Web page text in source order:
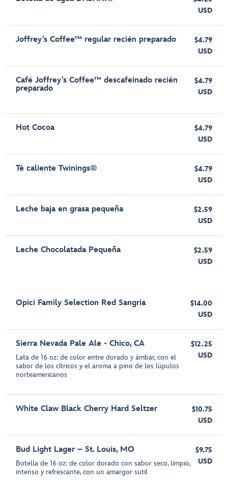
USD
Joffrey’s Coffee™ regular recién preparado
$4.79
USD
Café Joffrey’s Coffee™ descafeinado recién
preparado
$4.79
USD
Hot Cocoa
$4.79
USD
Té caliente Twinings®
$4.79
USD
Leche baja en grasa pequeña
$2.59
USD
Leche Chocolatada Pequeña
$2.59
USD
Opici Family Selection Red Sangria
$14.00
USD
Sierra Nevada Pale Ale - Chico, CA
Lata de 16 oz: de color entre dorado y ámbar, con el
sabor de los cítricos y el aroma a pino de los lúpulos
norteamericanos
$12.25
USD
White Claw Black Cherry Hard Seltzer
$10.75
USD
Bud Light Lager – St. Louis, MO
Botella de 16 oz: de color dorado con sabor seco, limpio,
intenso y refrescante, con un amargor sutil
$9.75
USD